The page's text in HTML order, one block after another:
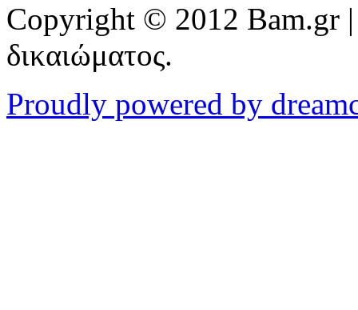
Copyright © 2012 Bam.gr |
δικαιώματος.
Proudly powered by